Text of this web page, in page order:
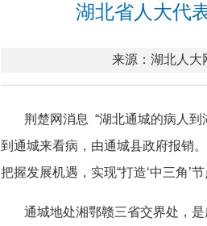
湖北省人大代
来源：湖北人大
荆楚网消息 “湖北通城的病人
到通城来看病，由通城县政府报销
把握发展机遇，实现“打造‘中三角’
通城地处湘鄂赣三省交界处，